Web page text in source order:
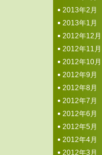
2013年2月
2013年1月
2012年12月
2012年11月
2012年10月
2012年9月
2012年8月
2012年7月
2012年6月
2012年5月
2012年4月
2012年3月